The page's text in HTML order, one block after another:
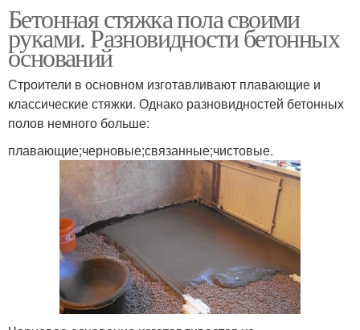
Бетонная стяжка пола своими
руками. Разновидности бетонных
оснований
Строители в основном изготавливают плавающие и
классические стяжки. Однако разновидностей бетонных
полов немного больше:
плавающие;черновые;связанные;чистовые.